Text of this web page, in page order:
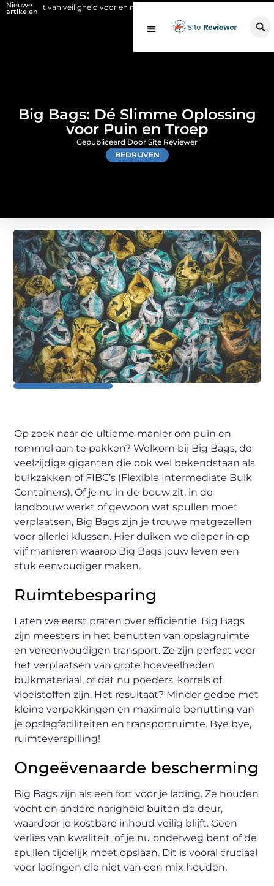
Nieuwe
artikelen
veiligheid voor en na de SCIOS-keuring van de stookinstallatie
Big Bags: Dé Slimme Oplossing
voor Puin en Troep
BEDRIJVEN
Gepubliceerd Door Site Reviewer
Op zoek naar de ultieme manier om puin en
rommel aan te pakken? Welkom bij Big Bags, de
veelzijdige giganten die ook wel bekendstaan als
bulkzakken of FIBC’s (Flexible Intermediate Bulk
Containers). Of je nu in de bouw zit, in de
landbouw werkt of gewoon wat spullen moet
verplaatsen, Big Bags zijn je trouwe metgezellen
voor allerlei klussen. Hier duiken we dieper in op
vijf manieren waarop Big Bags jouw leven een
stuk eenvoudiger maken.
Ruimtebesparing
Laten we eerst praten over efficiëntie. Big Bags
zijn meesters in het benutten van opslagruimte
en vereenvoudigen transport. Ze zijn perfect voor
het verplaatsen van grote hoeveelheden
bulkmateriaal, of dat nu poeders, korrels of
vloeistoffen zijn. Het resultaat? Minder gedoe met
kleine verpakkingen en maximale benutting van
je opslagfaciliteiten en transportruimte. Bye bye,
ruimteverspilling!
Ongeëvenaarde bescherming
Big Bags zijn als een fort voor je lading. Ze houden
vocht en andere narigheid buiten de deur,
waardoor je kostbare inhoud veilig blijft. Geen
verlies van kwaliteit, of je nu onderweg bent of de
spullen tijdelijk moet opslaan. Dit is vooral cruciaal
voor ladingen die niet van een mix houden.